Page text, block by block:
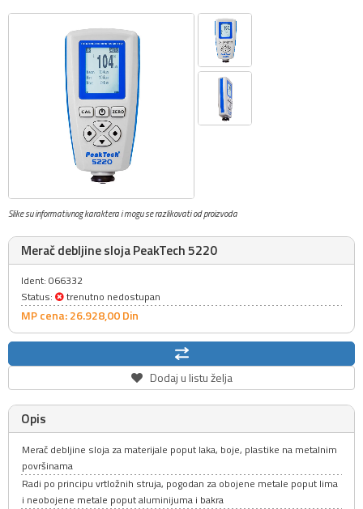
Slike su informativnog karaktera i mogu se razlikovati od proizvoda
Merač debljine sloja PeakTech 5220
Ident: 066332
Status:
trenutno nedostupan
MP cena: 26.928,00Din
Dodaj u listu želja
Opis
Merač debljine sloja za materijale poput laka, boje, plastike na metalnim
površinama
Radi po principu vrtložnih struja, pogodan za obojene metale poput lima
i neobojene metale poput aluminijuma i bakra